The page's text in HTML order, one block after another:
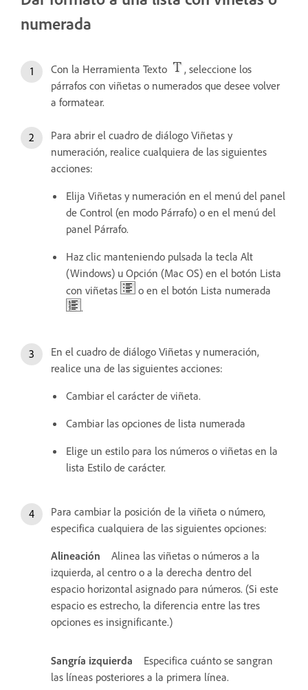
numerada
Con la Herramienta Texto
, seleccione los
párrafos con viñetas o numerados que desee volver
a formatear.
Para abrir el cuadro de diálogo Viñetas y
numeración, realice cualquiera de las siguientes
acciones:
Elija Viñetas y numeración en el menú del panel
de Control (en modo Párrafo) o en el menú del
panel Párrafo.
Haz clic manteniendo pulsada la tecla Alt
(Windows) u Opción (Mac OS) en el botón Lista
con viñetas
o en el botón Lista numerada
.
En el cuadro de diálogo Viñetas y numeración,
realice una de las siguientes acciones:
Cambiar el carácter de viñeta.
Cambiar las opciones de lista numerada
Elige un estilo para los números o viñetas en la
lista Estilo de carácter.
Para cambiar la posición de la viñeta o número,
especifica cualquiera de las siguientes opciones:
Alineación
Alinea las viñetas o números a la
izquierda, al centro o a la derecha dentro del
espacio horizontal asignado para números. (Si este
espacio es estrecho, la diferencia entre las tres
opciones es insignificante.)
Sangría izquierda
Especifica cuánto se sangran
las líneas posteriores a la primera línea.